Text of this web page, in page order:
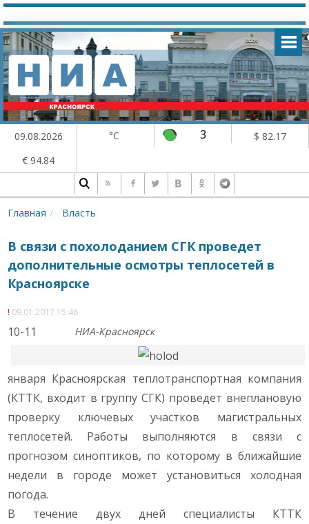
09.08.2026 °C 3
$ 82.17
€ 94.84
Главная Власть
В связи с похолоданием СГК проведет
дополнительные осмотры теплосетей в
Красноярске
09.01.2017 15:46
НИА-Красноярск
10-11
января Красноярская теплотранспортная компания
(КТТК, входит в группу СГК) проведет внеплановую
проверку ключевых участков магистральных
теплосетей. Работы выполняются в связи с
прогнозом синоптиков, по которому в ближайшие
недели в городе может установиться холодная
погода.
В течение двух дней специалисты КТТК